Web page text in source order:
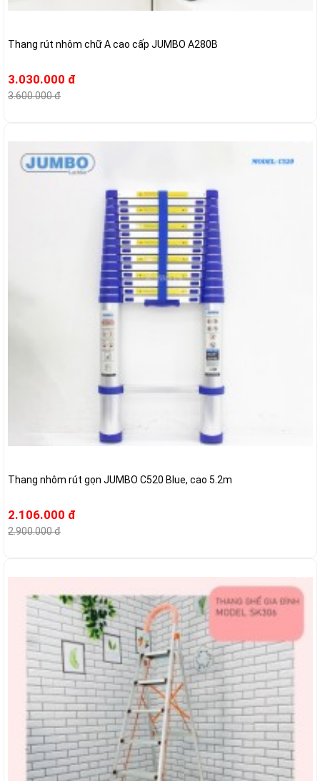
Thang rút nhôm chữ A cao cấp JUMBO A280B
3.030.000 đ
3.600.000 đ
Thang nhôm rút gọn JUMBO C520 Blue, cao 5.2m
2.106.000 đ
2.900.000 đ